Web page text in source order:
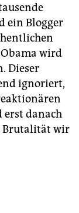
ein Blogger
Obama wird
Dieser
ignoriert,
erst danach
Brutalität wir